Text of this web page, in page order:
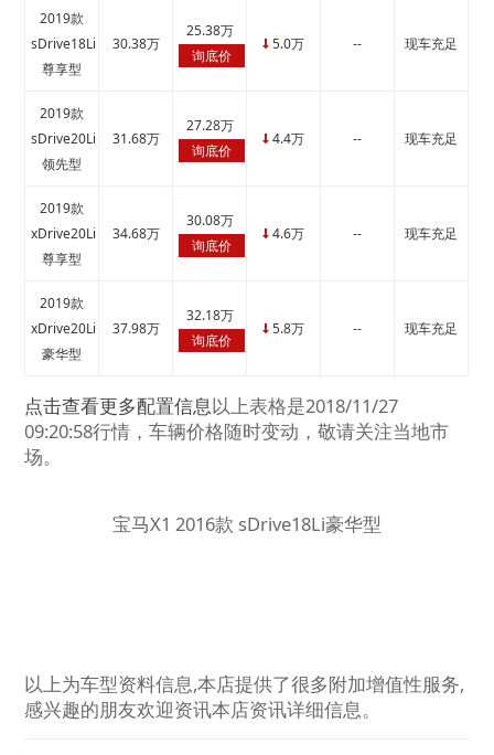
2019款
sDrive18Li
尊享型
30.38万
25.38万
询底价
↓ 5.0万 -- 现车充足
2019款
sDrive20Li
领先型
31.68万
27.28万
询底价
↓ 4.4万 -- 现车充足
2019款
xDrive20Li
尊享型
34.68万
30.08万
询底价
↓ 4.6万 -- 现车充足
2019款
xDrive20Li
豪华型
37.98万
32.18万
询底价
↓ 5.8万 -- 现车充足
点击查看更多配置信息以上表格是2018/11/27
09:20:58行情，车辆价格随时变动，敬请关注当地市
场。
宝马X1 2016款 sDrive18Li豪华型
以上为车型资料信息,本店提供了很多附加增值性服务,
感兴趣的朋友欢迎资讯本店资讯详细信息。